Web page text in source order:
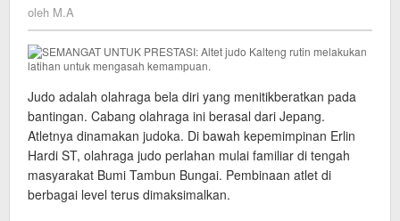
oleh M.A
Judo adalah olahraga bela diri yang menitikberatkan pada
bantingan. Cabang olahraga ini berasal dari Jepang.
Atletnya dinamakan judoka. Di bawah kepemimpinan Erlin
Hardi ST, olahraga judo perlahan mulai familiar di tengah
masyarakat Bumi Tambun Bungai. Pembinaan atlet di
berbagai level terus dimaksimalkan.